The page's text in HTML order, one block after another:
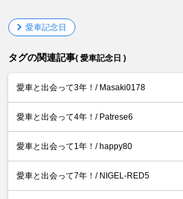
愛車記念日
タグの関連記事( 愛車記念日 )
愛車と出会って3年！/ Masaki0178
愛車と出会って4年！/ Patrese6
愛車と出会って1年！/ happy80
愛車と出会って7年！/ NIGEL-RED5